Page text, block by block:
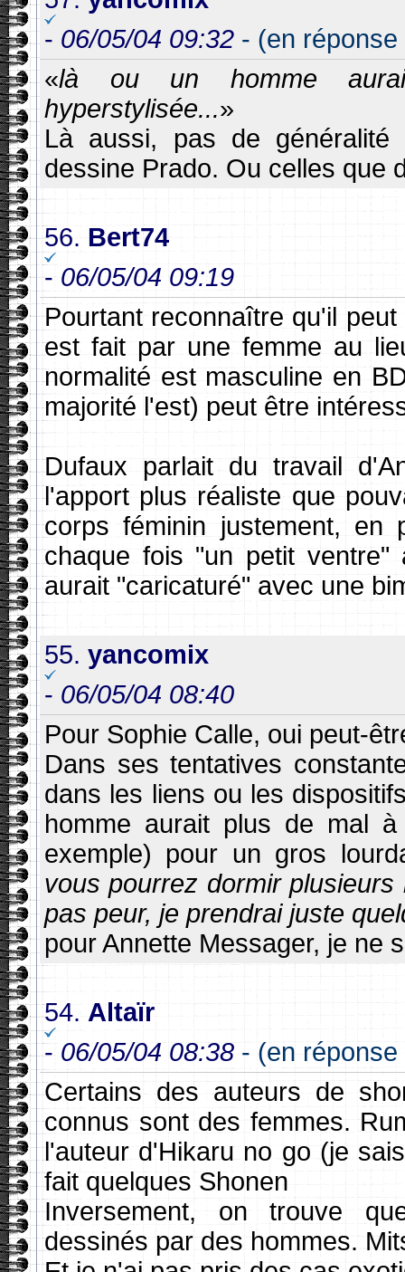
- 06/05/04 09:32 - (en
«là ou un homme
hyperstylisée...»
Là aussi, pas de généralité
dessine Prado. Ou celles
56. Bert74
- 06/05/04 09:19
Pourtant reconnaître qu'il
est fait par une femme au
normalité est masculine en
majorité l'est) peut être
Dufaux parlait du travail
l'apport plus réaliste que
corps féminin justement, en
chaque fois "un petit
aurait "caricaturé" avec une
55. yancomix
- 06/05/04 08:40
Pour Sophie Calle, oui peut-
Dans ses tentatives
dans les liens ou les
homme aurait plus de mal
exemple) pour un gros
vous pourrez dormir
pas peur, je prendrai juste
pour Annette Messager, je ne
54. Altaïr
- 06/05/04 08:38 - (en
Certains des auteurs de
connus sont des femmes.
l'auteur d'Hikaru no go (je
fait quelques Shonen
Inversement, on trouve
dessinés par des hommes.